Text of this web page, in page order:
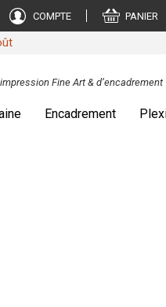
COMPTE PANIER
Fine Art & d’encadrement
Encadrement